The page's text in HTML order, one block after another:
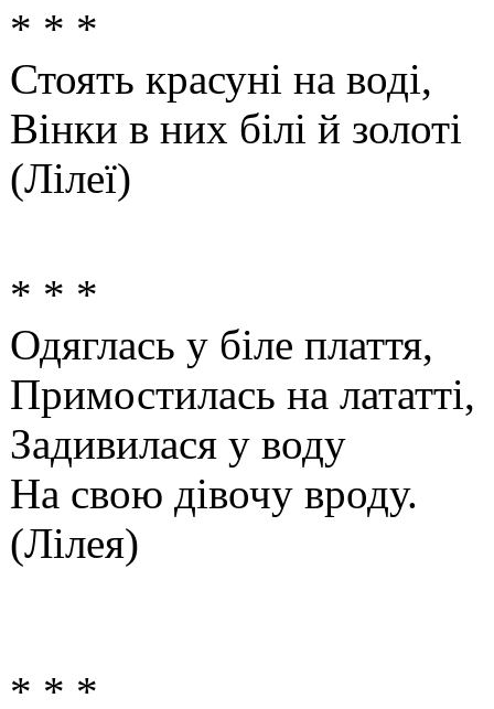
* * *
Стоять красуні на воді,
Вінки в них білі й золоті
(Лілеї)
* * *
Одяглась у біле плаття,
Примостилась на лататті,
Задивилася у воду
На свою дівочу вроду.
(Лілея)
* * *